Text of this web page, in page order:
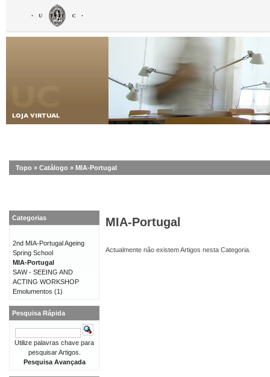
Topo » Catálogo » MIA-Portugal
MIA-Portugal
Actualmente não existem Artigos nesta Categoria.
Categorias
2nd MIA-Portugal Ageing
Spring School
MIA-Portugal
SAW - SEEING AND
ACTING WORKSHOP
Emolumentos (1)
Pesquisa Rápida
Utilize palavras chave para
pesquisar Artigos.
Pesquisa Avançada